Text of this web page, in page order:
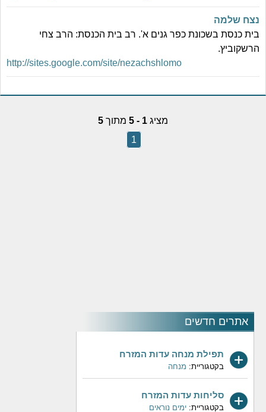
אתרים חדשים
תפילת מנחה עדות המזרח
בקטגוריית: מנחה
סליחות עדות המזרח
בקטגוריית: ימים נוראים
נצח שלמה
בית כנסת בשכונת כפר גנים א'. רב בית הכנסת: הרב צחי
הרשקוביץ.
http://sites.google.com/site/nezachshlomo
מציג 1 - 5 מתוך 5
1